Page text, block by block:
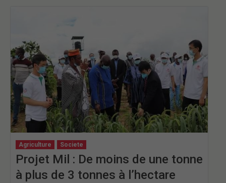
Agriculture Societe
Projet Mil : De moins de une tonne
à plus de 3 tonnes à l’hectare